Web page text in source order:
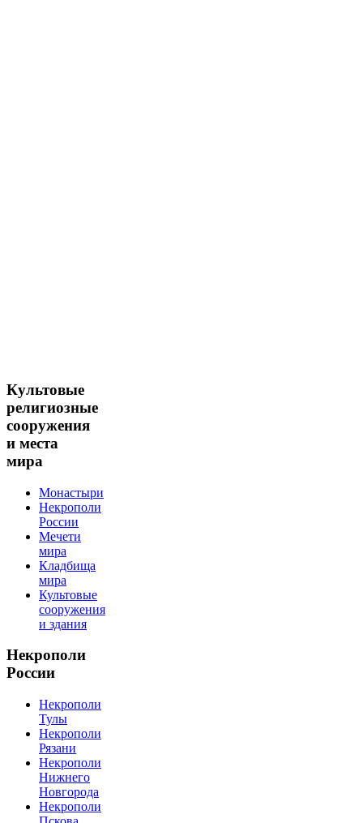
Культовые
религиозные
сооружения
и места
мира
Монастыри
Некрополи
России
Мечети
мира
Кладбища
мира
Культовые
сооружения
и здания
Некрополи
России
Некрополи
Тулы
Некрополи
Рязани
Некрополи
Нижнего
Новгорода
Некрополи